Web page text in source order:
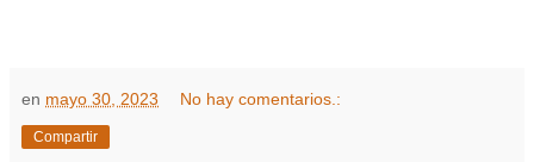
en mayo 30, 2023 No hay comentarios.:
Compartir